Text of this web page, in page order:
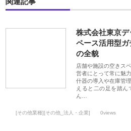
株式会社東京
ペース活用型
の全貌
店舗や施設の空きス
営者にとって常に魅
什器の導入や在庫管
えると二の足を踏ん
ん…
[その他業種][その他_法人・企業] 0views